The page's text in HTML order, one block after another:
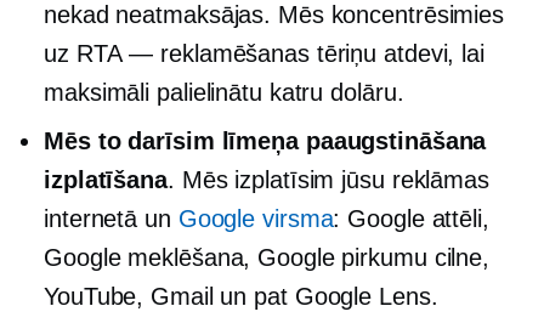
nekad neatmaksājas. Mēs koncentrēsimies
uz RTA — reklamēšanas tēriņu atdevi, lai
maksimāli palielinātu katru dolāru.
Mēs to darīsim līmeņa paaugstināšana
izplatīšana. Mēs izplatīsim jūsu reklāmas
internetā un Google virsma: Google attēli,
Google meklēšana, Google pirkumu cilne,
YouTube, Gmail un pat Google Lens.